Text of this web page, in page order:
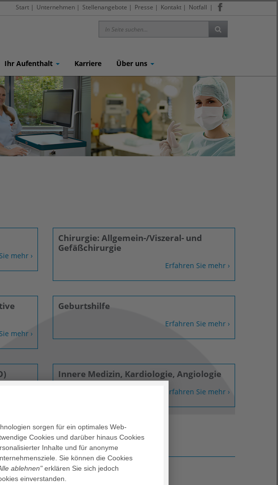
|
Start | Unternehmen | Stellenangebote | Presse | Kontakt | Notfall
Ihr Aufenthalt Karriere Über uns
mehr ›
Chirurgie: Allgemein-/Viszeral- und
Gefäßchirurgie
Erfahren Sie mehr ›
mehr ›
Geburtshilfe
Erfahren Sie mehr ›
Innere Medizin, Kardiologie, Angiologie
Erfahren Sie mehr ›
sorgen für ein optimales Web-
Cookies und darüber hinaus Cookies
Inhalte und für anonyme
Sie können die Cookies
ablehnen"erklären Sie sich jedoch
einverstanden.